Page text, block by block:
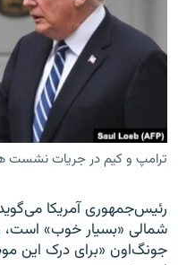
به ما بپیوندید
زبان‌های دیگر
ترامپ و کیم در جریات نشست هانوی در
رئیس‌جمهوری آمریکا
شمالی «بسیار خوب»
جونگ‌اون «برای درک این